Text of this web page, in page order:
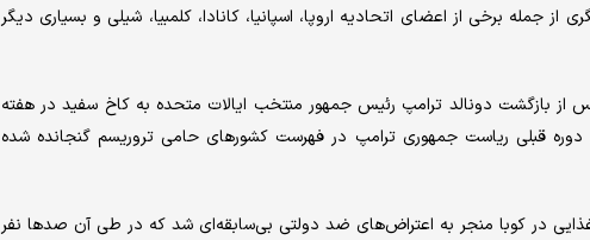
برخی از اعضای اتحادیه اروپا، اسپانیا، کانادا، کلمبیا، شیلی و بسیاری دیگر
از بازگشت دونالد ترامپ رئیس جمهور منتخب ایالات متحده به کاخ سفید در هفته
دوره قبلی ریاست جمهوری ترامپ در فهرست کشورهای حامی تروریسم گنجانده شده
در کوبا منجر به اعتراض‌های ضد دولتی بی‌سابقه‌ای شد که در طی آن صدها نفر